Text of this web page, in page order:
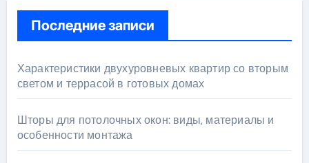
Последние записи
Характеристики двухуровневых квартир со вторым
светом и террасой в готовых домах
Шторы для потолочных окон: виды, материалы и
особенности монтажа